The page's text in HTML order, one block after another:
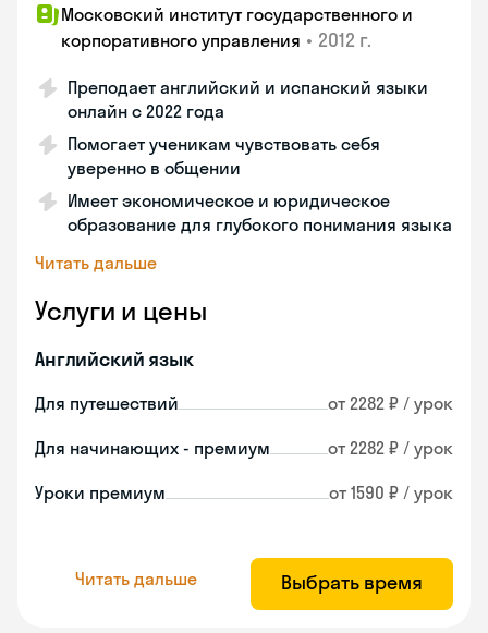
Московский институт государственного и
корпоративного управления • 2012 г.
Преподает английский и испанский языки
онлайн с 2022 года
Помогает ученикам чувствовать себя
уверенно в общении
Имеет экономическое и юридическое
образование для глубокого понимания языка
Читать дальше
Услуги и цены
Английский язык
Для путешествий от 2282 ₽ / урок
Для начинающих - премиум от 2282 ₽ / урок
Уроки премиум от 1590 ₽ / урок
Читать дальше Выбрать время